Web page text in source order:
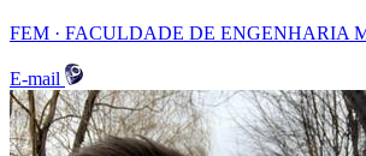
FEM · FACULDADE DE ENGENHARIA
E-mail